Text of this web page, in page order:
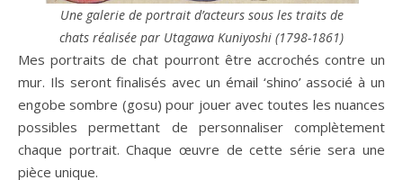
Une galerie de portrait d’acteurs sous les traits de
chats réalisée par Utagawa Kuniyoshi (1798-1861)
Mes portraits de chat pourront être accrochés contre un
mur. Ils seront finalisés avec un émail ‘shino’ associé à un
engobe sombre (gosu) pour jouer avec toutes les nuances
possibles permettant de personnaliser complètement
chaque portrait. Chaque œuvre de cette série sera une
pièce unique.